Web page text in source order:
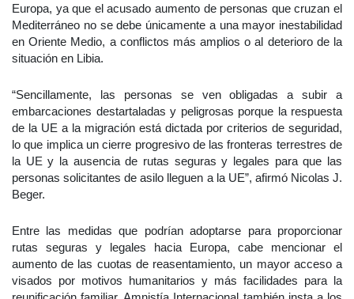
Europa, ya que el acusado aumento de personas que cruzan el
Mediterráneo no se debe únicamente a una mayor inestabilidad
en Oriente Medio, a conflictos más amplios o al deterioro de la
situación en Libia.
“Sencillamente, las personas se ven obligadas a subir a
embarcaciones destartaladas y peligrosas porque la respuesta
de la UE a la migración está dictada por criterios de seguridad,
lo que implica un cierre progresivo de las fronteras terrestres de
la UE y la ausencia de rutas seguras y legales para que las
personas solicitantes de asilo lleguen a la UE”, afirmó Nicolas J.
Beger.
Entre las medidas que podrían adoptarse para proporcionar
rutas seguras y legales hacia Europa, cabe mencionar el
aumento de las cuotas de reasentamiento, un mayor acceso a
visados por motivos humanitarios y más facilidades para la